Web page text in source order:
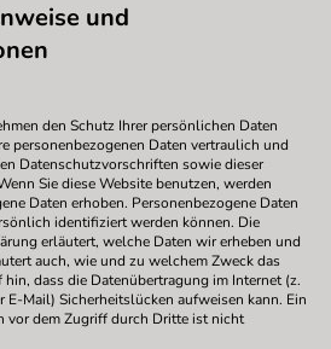
und
den Schutz Ihrer persönlichen Daten
personenbezogenen Daten vertraulich und
Datenschutzvorschriften sowie dieser
Sie diese Website benutzen, werden
Daten erhoben. Personenbezogene Daten
identifiziert werden können. Die
erläutert, welche Daten wir erheben und
auch, wie und zu welchem Zweck das
dass die Datenübertragung im Internet (z.
E-Mail) Sicherheitslücken aufweisen kann. Ein
vor dem Zugriff durch Dritte ist nicht